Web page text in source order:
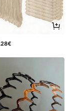
.28€